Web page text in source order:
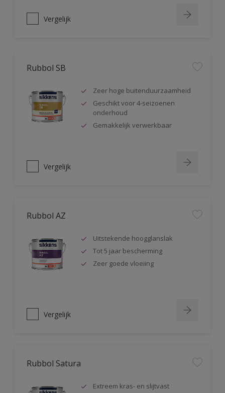
Vergelijk
Rubbol SB
Zeer hoge buitenduurzaamheid
Geschikt voor 4-seizoenen
onderhoud
Gemakkelijk verwerkbaar
Vergelijk
Rubbol AZ
Uitstekende hoogglanslak
Tot 5 jaar bescherming
Zeer goede vloeiing
Vergelijk
Rubbol Satura
Extreem kras- en slijtvast